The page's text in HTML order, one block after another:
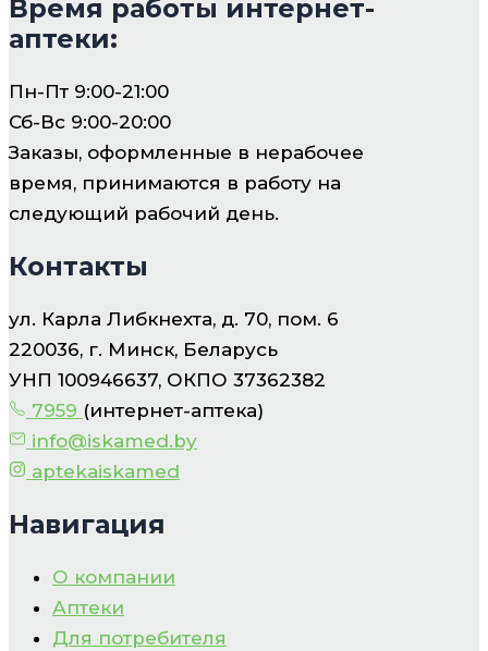
Время работы интернет-
аптеки:
Пн-Пт 9:00-21:00
Сб-Вс 9:00-20:00
Заказы, оформленные в нерабочее
время, принимаются в работу на
следующий рабочий день.
Контакты
ул. Карла Либкнехта, д. 70, пом. 6
220036, г. Минск, Беларусь
УНП 100946637, ОКПО 37362382
7959 (интернет-аптека)
info@iskamed.by
aptekaiskamed
Навигация
О компании
Аптеки
Для потребителя